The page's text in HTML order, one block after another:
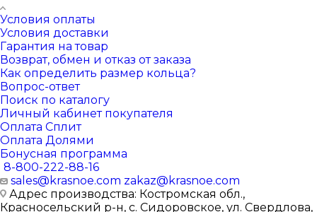
Условия оплаты
Условия доставки
Гарантия на товар
Возврат, обмен и отказ от заказа
Как определить размер кольца?
Вопрос-ответ
Поиск по каталогу
Личный кабинет покупателя
Оплата Сплит
Оплата Долями
Бонусная программа
8-800-222-88-16
sales@krasnoe.com zakaz@krasnoe.com
Адрес производства: Костромская обл.,
Красносельский р-н, с. Сидоровское, ул. Свердлова,